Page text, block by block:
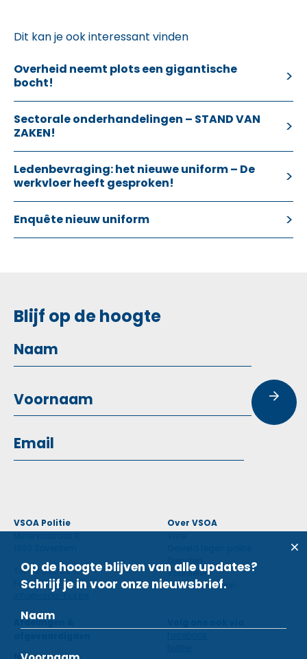
Dit kan je ook interessant vinden
Overheid neemt plots een gigantische
bocht!
Sectorale onderhandelingen – STAND VAN
ZAKEN!
Ledenbevraging: het nieuwe uniform – De
werkvloer heeft gesproken!
Enquête nieuw uniform
Blijf op de hoogte
VSOA Politie
Tel: 02 660 59 11
Fax: 02 660 50 97
info@vsoa-pol.be
Over VSOA
Diensten
Voordelen
Contactpersoon
Afdelingen &
Nieuws
Op de hoogte blijven van alle updates?
Schrijf je in voor onze nieuwsbrief.